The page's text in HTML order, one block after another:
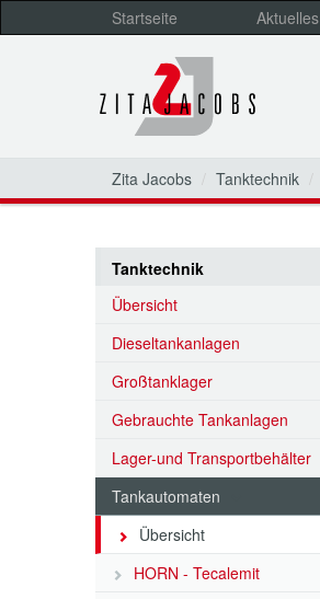
Startseite Aktuelles
Zita Jacobs Tanktechnik
Tanktechnik
Übersicht
Dieseltankanlagen
Großtanklager
Gebrauchte Tankanlagen
Lager-und Transportbehälter
Tankautomaten
Übersicht
HORN - Tecalemit